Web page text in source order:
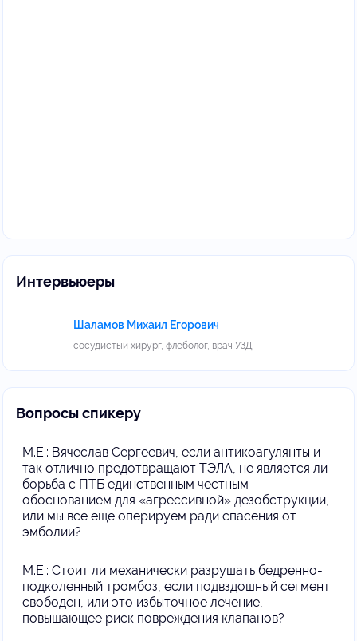
Интервьюеры
Шаламов Михаил Егорович
сосудистый хирург, флеболог, врач УЗД
Вопросы спикеру
М.Е.: Вячеслав Сергеевич, если антикоагулянты и
так отлично предотвращают ТЭЛА, не является ли
борьба с ПТБ единственным честным
обоснованием для «агрессивной» дезобструкции,
или мы все еще оперируем ради спасения от
эмболии?
М.Е.: Стоит ли механически разрушать бедренно-
подколенный тромбоз, если подвздошный сегмент
свободен, или это избыточное лечение,
повышающее риск повреждения клапанов?